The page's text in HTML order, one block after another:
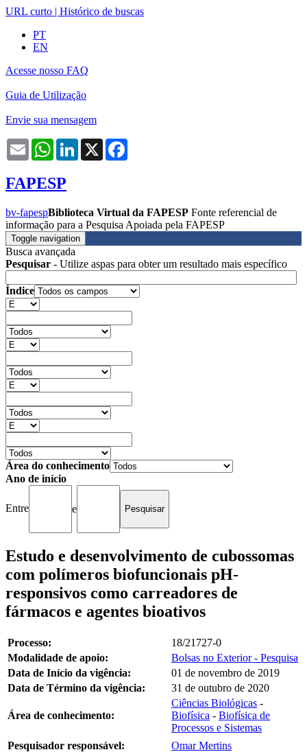
URL curto | Histórico de buscas
PT
EN
Acesse nosso FAQ
Guia de Utilização
Envie sua mensagem
Email WhatsAppLinkedIn
X
FAPESP
bv-fapespBiblioteca Virtual da FAPESP Fonte referencial de
informação para a Pesquisa Apoiada pela FAPESP
Toggle navigation
Busca avançada
Pesquisar - Utilize aspas para obter um resultado mais específico
Índice
Área do conhecimento
Ano de início
Entre e
Estudo e desenvolvimento de cubossomas
com polímeros biofuncionais pH-
responsivos como carreadores de
fármacos e agentes bioativos
Processo:
18/21727-0
Modalidade de apoio:
Bolsas no Exterior - Pesquisa
Data de Início da vigência:
01 de novembro de 2019
Data de Término da vigência:
31 de outubro de 2020
Área de conhecimento:
Ciências Biológicas -
Biofísica - Biofísica de
Processos e Sistemas
Pesquisador responsável:
Omar Mertins